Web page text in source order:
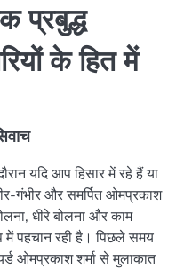
प्रबुद्ध
के हित में
यदि आप हिसार में रहे हैं या
गंभीर और समर्पित ओमप्रकाश
धीरे बोलना और काम
पहचान रही है। पिछले समय
ओमप्रकाश शर्मा से मुलाकात